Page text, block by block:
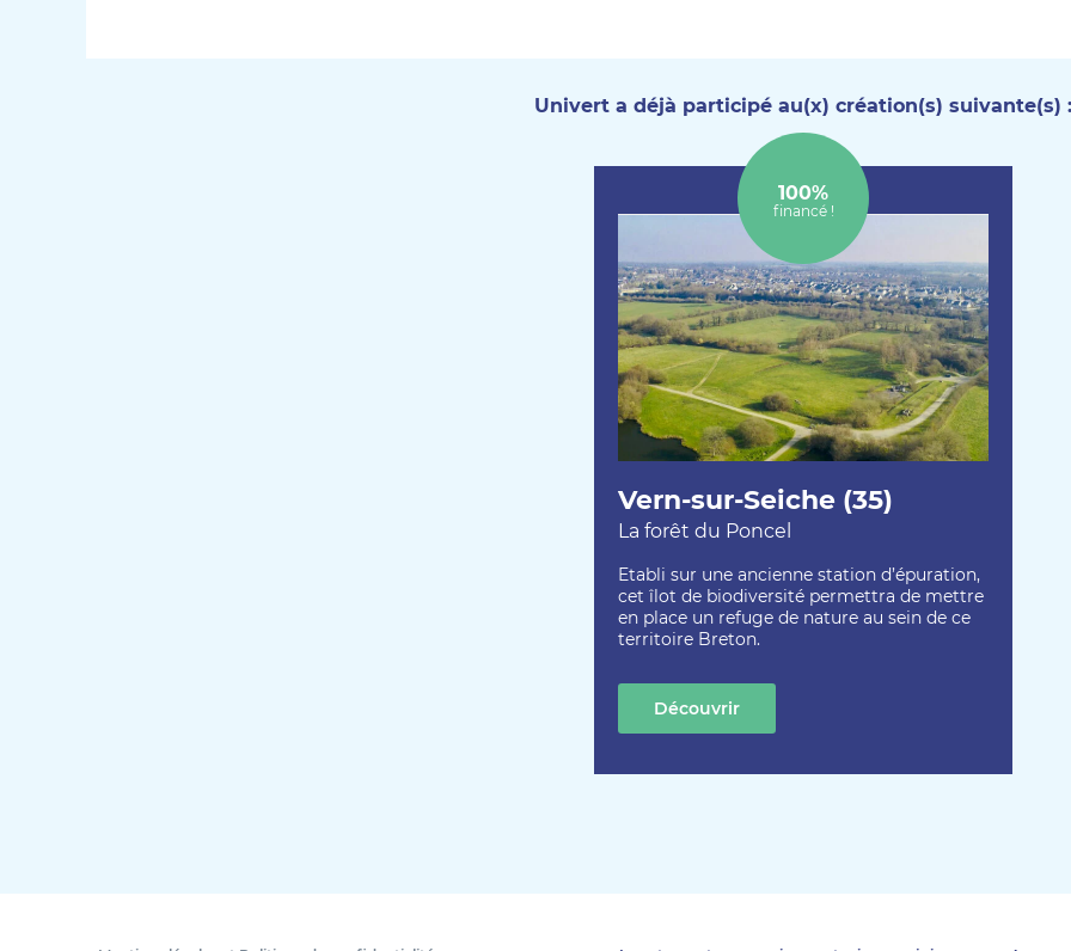
Univert a déjà participé au(x) création(s) suivante(s) :
Vern-sur-Seiche (35)
La forêt du Poncel
Etabli sur une ancienne station d’épuration,
cet îlot de biodiversité permettra de mettre
en place un refuge de nature au sein de ce
territoire Breton.
100%
financé !
Découvrir